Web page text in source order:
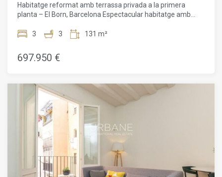
Habitatge reformat amb terrassa privada a la primera
planta – El Born, Barcelona Espectacular habitatge amb
exclusivitatUrbane International Real Estate presenta en
mig del barri de Sant Pere – Santa Caterina, dins d'una
elegant finca règia completament rehabilitada, a pocs
íntegrament, combinant el caràcter clàssic de l'arquitectura
tradicional amb les comoditats més actuals. Disposa
d'ascensor nou amb accés directe a l'habitatge, càmeres de
seguretat, internet d'alta velocitat i un únic habitatge per
planta, garantint un entorn tranquil, privat i altament
exclusiu.Ubicat en una primera planta, l'habitatge destaca
per la seva amplitud, la seva distribució funcional i la seva
magnífica terrassa privada d'uns 35 m² a la planta superior,
a la qual s'accedeix mitjançant una còmoda escala interior.
Un espai ideal per gaudir de l'aire lliure en ple centre de
3 3 131 m²
697.950 €